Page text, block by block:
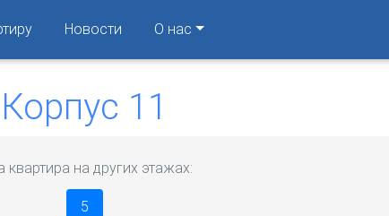
Новости О нас
Корпус 11
квартира на других этажах:
5